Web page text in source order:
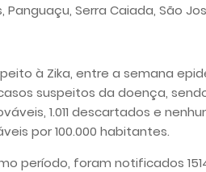
Panguaçu, Serra Caiada, São
à Zika, entre a semana
suspeitos da doença,
1.011 descartados e
por 100.000 habitantes.
período, foram notificados